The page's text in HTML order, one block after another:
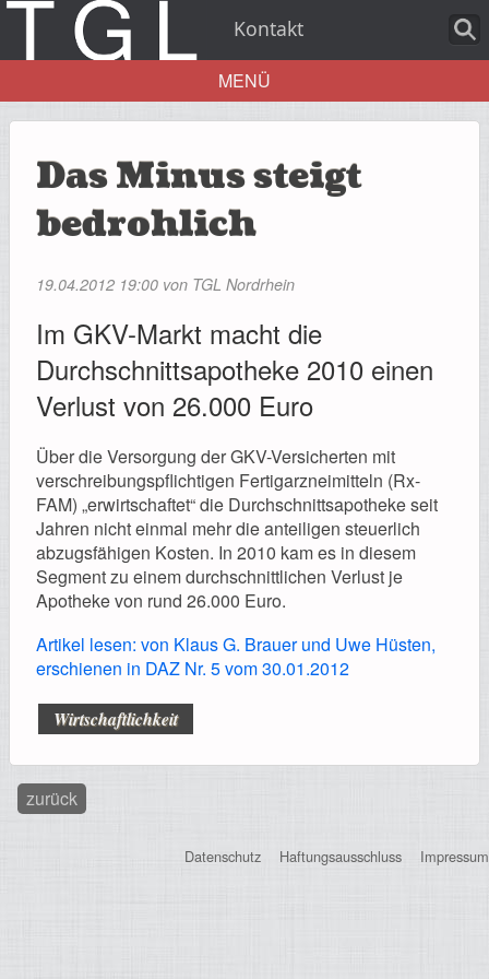
Kontakt
Leistungen
Registrierung
Mitgliederbereich
MENÜ
Das Minus steigt
bedrohlich
19.04.2012 19:00 von TGL Nordrhein
Im GKV-Markt macht die
Durchschnittsapotheke 2010 einen
Verlust von 26.000 Euro
Über die Versorgung der GKV-Versicherten mit
verschreibungspflichtigen Fertigarzneimitteln (Rx-
FAM) „erwirtschaftet“ die Durchschnitts­apotheke seit
Jahren nicht einmal mehr die anteiligen steuerlich
abzugsfähigen Kosten. In 2010 kam es in diesem
Segment zu einem durchschnittlichen Verlust je
Apotheke von rund 26.000 Euro.
Artikel lesen: von Klaus G. Brauer und Uwe Hüsten,
erschienen in DAZ Nr. 5 vom 30.01.2012
Wirtschaftlichkeit
zurück
Datenschutz Haftungsausschluss Impressum